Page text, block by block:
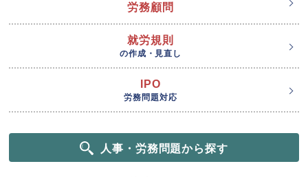
労務顧問
就労規則
の作成・見直し
IPO
労務問題対応
人事・労務問題から探す